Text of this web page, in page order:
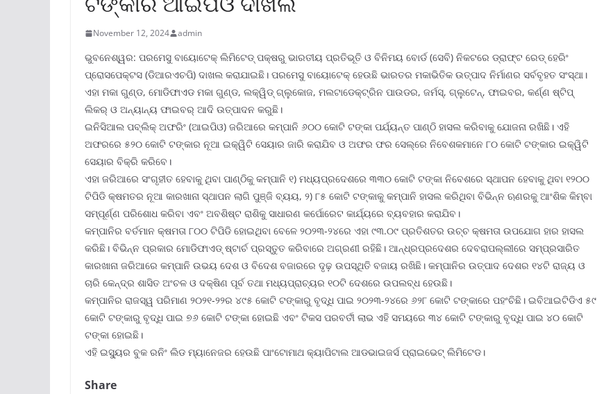
November 12, 2024 admin
ଭୁବନେଶ୍ୱର: ପରମେସୁ ବାୟୋଟେକ୍ ଲିମିଟେଡ୍ ପକ୍ଷରୁ ଭାରତୀୟ ପ୍ରତିଭୂତି ଓ ବିନିମୟ ବୋର୍ଡ (ସେବି) ନିକଟରେ ଡ୍ରାଫ୍‌ଟ ରେଡ୍ ହେରିଂ
ପ୍ରୋସପେକ୍ଟସ (ଡିଆରଏଚପି) ଦାଖଲ କରାଯାଇଛି। ପରମେସୁ ବାୟୋଟେକ୍ ହେଉଛି ଭାରତର ମକାଭିତିକ ଉତ୍ପାଦ ନିର୍ମାଣର ସର୍ବବୃହତ ସଂସ୍ଥା।
ଏହା ମକା ଗୁଣ୍ଡ, ମୋଡିଫାଏଡ ମକା ଗୁଣ୍ଡ, ଲକ୍ୱିଡ୍ ଗ୍ଲୁକୋଜ, ମଲଟାଡେକ୍ଟ୍ରିନ ପାଉଡର, ଜର୍ମସ୍‌, ଗ୍ଲୁଟେନ୍‌, ଫାଇବର, କର୍ଣ୍ଣ ଷ୍ଟିପ୍
ଲିକର୍ ଓ ଅନ୍ୟାନ୍ୟ ଫାଇବର୍ ଆଦି ଉତ୍ପାଦନ କରୁଛି।
ଇନିସିଆଲ ପବ୍ଲିକ୍ ଅଫରିଂ (ଆଇପିଓ) ଜରିଆରେ କମ୍ପାନି ୬୦୦ କୋଟି ଟଙ୍କା ପର୍ଯ୍ୟନ୍ତ ପାଣ୍ଠି ହାସଲ କରିବାକୁ ଯୋଜନା ରଖିଛି। ଏହି
ଅଫରରେ ୫୨୦ କୋଟି ଟଙ୍କାର ନୂଆ ଇକ୍ୱିଟି ସେୟାର ଜାରି କରାଯିବ ଓ ଅଫର ଫର ସେଲ୍‌ରେ ନିବେଶକମାନେ ୮୦ କୋଟି ଟଙ୍କାର ଇକ୍ୱିଟି
ସେୟାର ବିକ୍ରି କରିବେ।
ଏହା ଜରିଆରେ ସଂଗୃହୀତ ହେବାକୁ ଥିବା ପାଣ୍ଠିକୁ କମ୍ପାନି ୧) ମଧ୍ୟପ୍ରଦେଶରେ ୩୩୦ କୋଟି ଟଙ୍କା ନିବେଶରେ ସ୍ଥାପନ ହେବାକୁ ଥିବା ୧୨୦୦
ଟିପିଡି କ୍ଷମତର ନୂଆ କାରଖାନା ସ୍ଥାପନ ଲାଗି ପୁଞ୍ଜି ବ୍ୟୟ, ୨) ୮୫ କୋଟି ଟଙ୍କାକୁ କମ୍ପାନି ହାସଲ କରିଥିବା ବିଭିନ୍ନ ଋଣରକୁ ଆଂଶିକ କିମ୍ବା
ସମ୍ପୂର୍ଣ୍ଣ ପରିଶୋଧ କରିବା ଏବଂ ଅବଶିଷ୍ଟ ରାଶିକୁ ସାଧାରଣ କର୍ପୋରେଟ କାର୍ଯ୍ୟରେ ବ୍ୟବହାର କରାଯିବ।
କମ୍ପାନିର ବର୍ତମାନ କ୍ଷମତା ୮୦୦ ଟିପିଡି ହୋଇଥିବା ବେଳେ ୨୦୨୩-୨୪ରେ ଏହା ୯୩.୦୯ ପ୍ରତିଶତର ଉଚ୍ଚ କ୍ଷମତା ଉପଯୋଗ ହାର ହାସଲ
କରିଛି। ବିଭିନ୍ନ ପ୍ରକାର ମୋଡିଫାଏଡ୍ ଷ୍ଟାର୍ଚ ପ୍ରସ୍ତୁତ କରିବାରେ ଅଗ୍ରଣୀ ରହିଛି। ଆନ୍ଧ୍ରପ୍ରଦେଶର ଦେବରାପଲ୍ଲୀରେ ସମ୍ପ୍ରସାରିତ
କାରଖାନା ଜରିଆରେ କମ୍ପାନି ଉଭୟ ଦେଶ ଓ ବିଦେଶ ବଜାରରେ ଦୃଢ଼ ଉପସ୍ଥିତି ବଜାୟ ରଖିଛି। କମ୍ପାନିର ଉତ୍ପାଦ ଦେଶର ୧୪ଟି ରାଜ୍ୟ ଓ
ଚାରି କେନ୍ଦ୍ର ଶାସିତ ଅଂଚଳ ଓ ଦକ୍ଷିଣ ପୂର୍ବ ତଥା ମଧ୍ୟପ୍ରାଚ୍ୟର ୧୦ଟି ଦେଶରେ ଉପଲବ୍ଧ ହେଉଛି।
କମ୍ପାନିର ରାଜସ୍ୱ ପରିମାଣ ୨୦୨୧-୨୨ର ୪୯୫ କୋଟି ଟଙ୍କାରୁ ବୃଦ୍ଧି ପାଇ ୨୦୨୩-୨୪ରେ ୬୨୮ କୋଟି ଟଙ୍କାରେ ପହଂଚିଛି। ଇବିଆଇଟିଡିଏ ୫୯
କୋଟି ଟଙ୍କାରୁ ବୃଦ୍ଧି ପାଇ ୭୬ କୋଟି ଟଙ୍କା ହୋଇଛି ଏବଂ ଟିକସ ପରବର୍ତୀ ଲାଭ ଏହି ସମୟରେ ୩୪ କୋଟି ଟଙ୍କାରୁ ବୃଦ୍ଧି ପାଇ ୪୦ କୋଟି
ଟଙ୍କା ହୋଇଛି।
ଏହି ଇସ୍ୟୁର ବୁକ ରନିଂ ଲିଡ ମ୍ୟାନେଜର ହେଉଛି ପାଂଟୋମାଥ କ୍ୟାପିଟାଲ ଆଡଭାଇଜର୍ସ ପ୍ରାଇଭେଟ୍ ଲିମିଟେଡ।
Share